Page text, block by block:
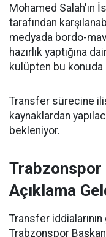
Mohamed Salah'ın
tarafından
medyada bordo-
hazırlık yaptığına
kulüpten bu
Transfer sürecine
kaynaklardan
bekleniyor.
Trabzonspor
Açıklama
Transfer
Trabzonspor